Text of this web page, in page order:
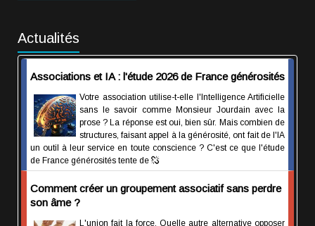
Actualités
Associations et IA : l'étude 2026 de France générosités
Votre association utilise-t-elle l'Intelligence Artificielle
sans le savoir comme Monsieur Jourdain avec la
prose ? La réponse est oui, bien sûr. Mais combien de
structures, faisant appel à la générosité, ont fait de l'IA
un outil à leur service en toute conscience ? C'est ce que l'étude
de France générosités tente de
Comment créer un groupement associatif sans perdre
son âme ?
L'union fait la force. Quelle autre alternative opposer